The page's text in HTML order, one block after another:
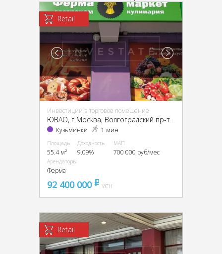
Retail
Инвестиции в торговое помещение
ЮВАО, г Москва, Волгоградский пр-т, 80/2
Кузьминки 1 мин
Площадь
55.4 м²
Доходность
9.09%
МАП
700 000 руб/мес
Арендаторы
Ферма
92 400 000 pуб
УСН
Retail